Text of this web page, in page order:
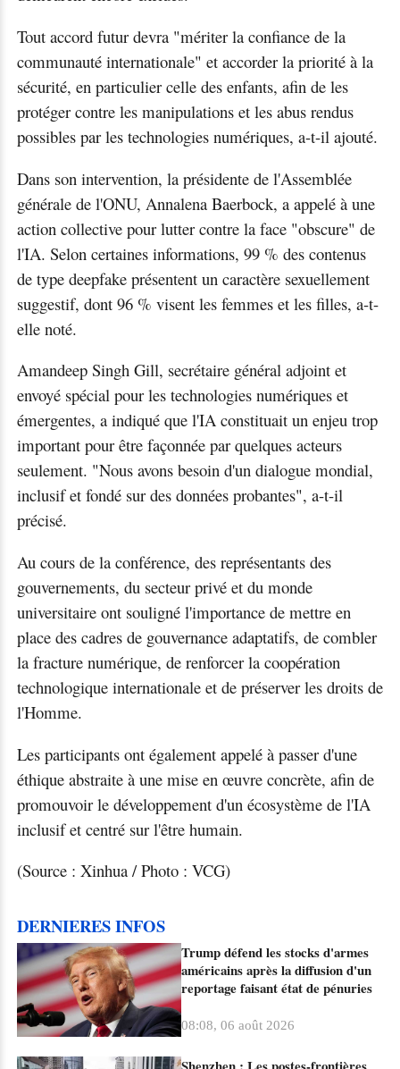
Tout accord futur devra "mériter la confiance de la
communauté internationale" et accorder la priorité à la
sécurité, en particulier celle des enfants, afin de les
protéger contre les manipulations et les abus rendus
possibles par les technologies numériques, a-t-il ajouté.
Dans son intervention, la présidente de l'Assemblée
générale de l'ONU, Annalena Baerbock, a appelé à une
action collective pour lutter contre la face "obscure" de
l'IA. Selon certaines informations, 99 % des contenus
de type deepfake présentent un caractère sexuellement
suggestif, dont 96 % visent les femmes et les filles, a-t-
elle noté.
Amandeep Singh Gill, secrétaire général adjoint et
envoyé spécial pour les technologies numériques et
émergentes, a indiqué que l'IA constituait un enjeu trop
important pour être façonnée par quelques acteurs
seulement. "Nous avons besoin d'un dialogue mondial,
inclusif et fondé sur des données probantes", a-t-il
précisé.
Au cours de la conférence, des représentants des
gouvernements, du secteur privé et du monde
universitaire ont souligné l'importance de mettre en
place des cadres de gouvernance adaptatifs, de combler
la fracture numérique, de renforcer la coopération
technologique internationale et de préserver les droits de
l'Homme.
Les participants ont également appelé à passer d'une
éthique abstraite à une mise en œuvre concrète, afin de
promouvoir le développement d'un écosystème de l'IA
inclusif et centré sur l'être humain.
(Source : Xinhua / Photo : VCG)
DERNIERES INFOS
Trump défend les stocks d'armes
américains après la diffusion d'un
reportage faisant état de pénuries
08:08, 06 août 2026